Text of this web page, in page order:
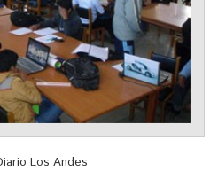
Los Andes